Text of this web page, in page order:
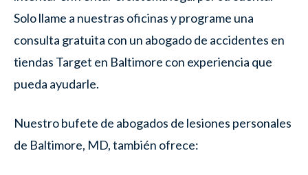
Solo llame a nuestras oficinas y programe una
consulta gratuita con un abogado de accidentes en
tiendas Target en Baltimore con experiencia que
pueda ayudarle.
Nuestro bufete de abogados de lesiones personales
de Baltimore, MD, también ofrece: